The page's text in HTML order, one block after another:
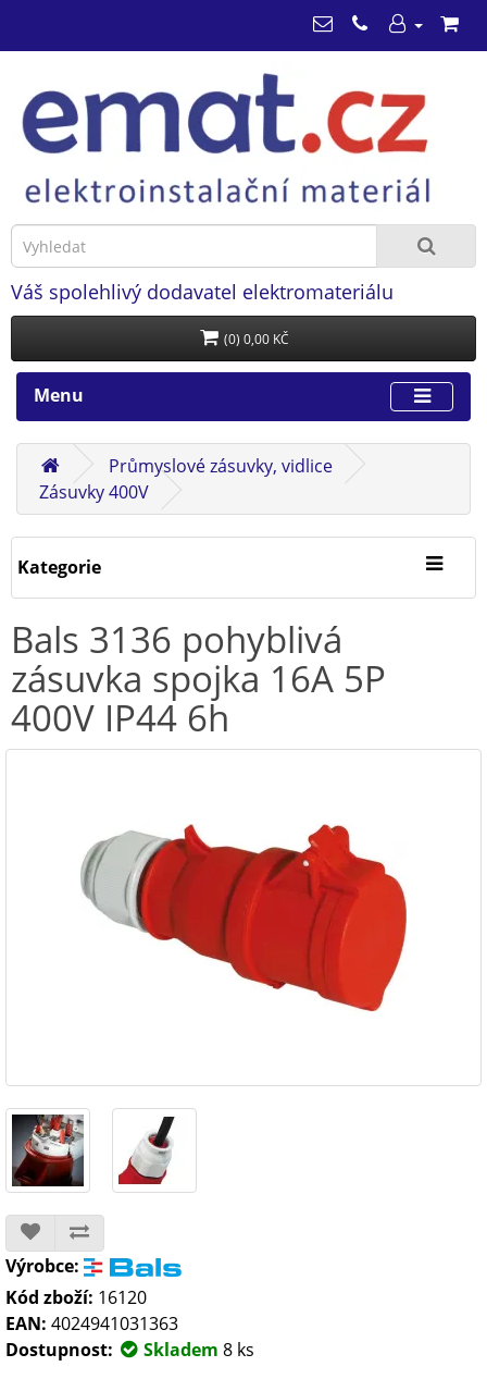
Váš spolehlivý dodavatel elektromateriálu
(0) 0,00 KČ
Menu
Průmyslové zásuvky, vidlice
Zásuvky 400V
Kategorie
Bals 3136 pohyblivá
zásuvka spojka 16A 5P
400V IP44 6h
Výrobce:
Kód zboží: 16120
EAN: 4024941031363
Dostupnost:
Skladem 8 ks